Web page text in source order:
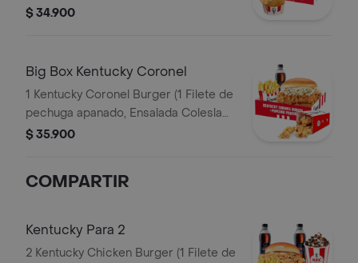
pepinillos, mayonesa premium y
de Salsa 100g
$ 34.900
Big Box Kentucky Coronel
1 Kentucky Coronel Burger (1 Filete de
pechuga apanado, Ensalada Coleslaw,
BBQ y mantequilla) + 1 Pop Corn
$ 35.900
COMPARTIR
Kentucky Para 2
2 Kentucky Chicken Burger (1 Filete de